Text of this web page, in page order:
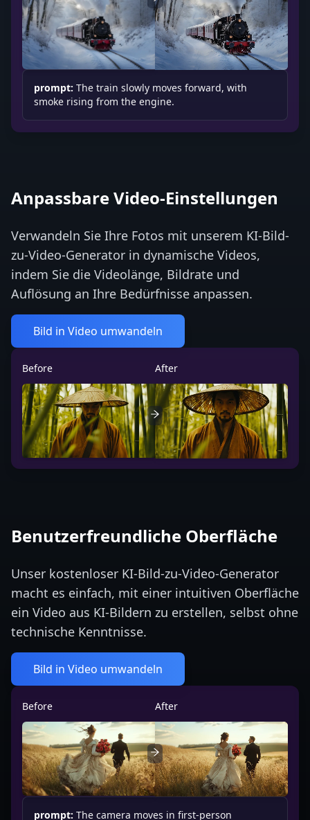
prompt: The train slowly moves forward, with
smoke rising from the engine.
Anpassbare Video-Einstellungen
Verwandeln Sie Ihre Fotos mit unserem KI-Bild-
zu-Video-Generator in dynamische Videos,
indem Sie die Videolänge, Bildrate und
Auflösung an Ihre Bedürfnisse anpassen.
Bild in Video umwandeln
Before After
Benutzerfreundliche Oberfläche
Unser kostenloser KI-Bild-zu-Video-Generator
macht es einfach, mit einer intuitiven Oberfläche
ein Video aus KI-Bildern zu erstellen, selbst ohne
technische Kenntnisse.
Bild in Video umwandeln
Before After
prompt: The camera moves in first-person